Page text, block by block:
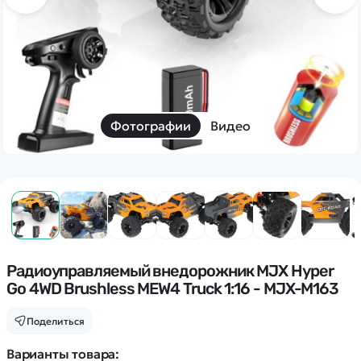
Фотографии Видео
Радиоуправляемый внедорожник MJX Hyper
Go 4WD Brushless MEW4 Truck 1:16 - MJX-M163
Поделиться
Варианты товара:
Дополнительный способ связи
WhatsApp/Мобильный
Есть вопрос? Можем связаться с вами
Заказать звонок
Квадрокоптеры
Машинки
Информация
Оптовые продажи